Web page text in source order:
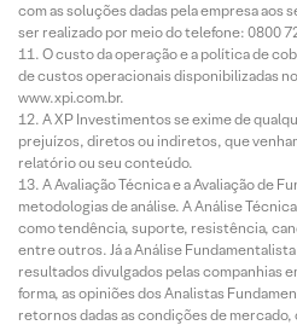
com as soluções dadas pela empresa aos
ser realizado por meio do telefone: 0800
O custo da operação e a política de
de custos operacionais disponibilizadas
www.xpi.com.br.
A XP Investimentos se exime de
prejuízos, diretos ou indiretos, que
relatório ou seu conteúdo.
A Avaliação Técnica e a Avaliação de
metodologias de análise. A Análise
como tendência, suporte, resistência,
entre outros. Já a Análise
resultados divulgados pelas companhias
forma, as opiniões dos Analistas
retornos dadas as condições de